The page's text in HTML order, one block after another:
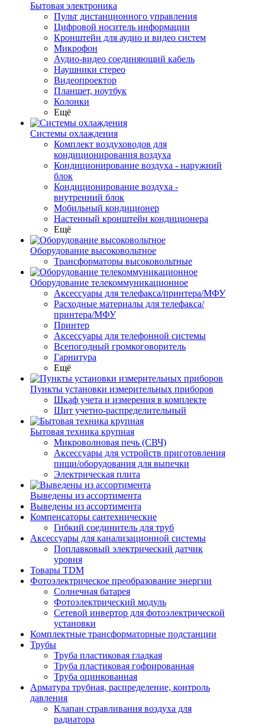
Бытовая электроника
Пульт дистанционного управления
Цифровой носитель информации
Кронштейн для аудио и видео систем
Микрофон
Аудио-видео соединяющий кабель
Наушники стерео
Видеопроектор
Планшет, ноутбук
Колонки
Ещё
Системы охлаждения
Комплект воздуховодов для
кондиционирования воздуха
Кондиционирование воздуха - наружний
блок
Кондиционирование воздуха -
внутренний блок
Мобильный кондиционер
Настенный кронштейн кондиционера
Ещё
Оборудование высоковольтное
Трансформаторы высоковольтные
Оборудование телекоммуникационное
Аксессуары для телефакса/принтера/МФУ
Расходные материалы для телефакса/
принтера/МФУ
Принтер
Аксессуары для телефонной системы
Всепогодный громкоговоритель
Гарнитура
Ещё
Пункты установки измерительных приборов
Шкаф учета и измерения в комплекте
Щит учетно-распределительный
Бытовая техника крупная
Микроволновая печь (СВЧ)
Аксессуары для устройств приготовления
пищи/оборудования для выпечки
Электрическая плита
Выведены из ассортимента
Выведены из ассортимента
Компенсаторы сантехнические
Гибкий соединитель для труб
Аксессуары для канализационной системы
Поплавковый электрический датчик
уровня
Товары TDM
Фотоэлектрическое преобразование энергии
Солнечная батарея
Фотоэлектрический модуль
Сетевой инвертор для фотоэлектрической
установки
Комплектные трансформаторные подстанции
Трубы
Труба пластиковая гладкая
Труба пластиковая гофрированная
Труба оцинкованная
Арматура трубная, распределение, контроль
давления
Клапан стравливания воздуха для
радиатора